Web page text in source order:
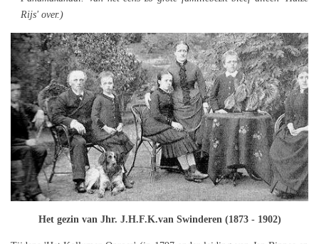
Rijs' over.)
Het gezin van Jhr. J.H.F.K.van Swinderen (1873 - 1902)